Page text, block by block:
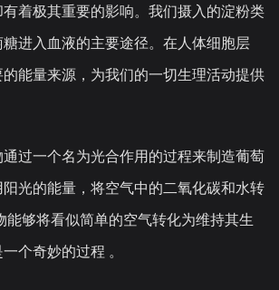
着极其重要的影响。我们摄入的淀粉类
进入血液的主要途径。在人体细胞层
能量来源，为我们的一切生理活动提供
过一个名为光合作用的过程来制造葡萄
光的能量，将空气中的二氧化碳和水转
能够将看似简单的空气转化为维持其生
个奇妙的过程 。